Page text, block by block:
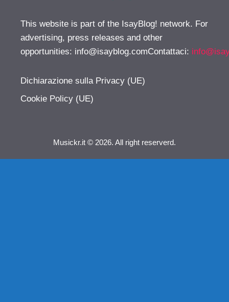
This website is part of the IsayBlog! network. For
advertising, press releases and other
opportunities: info@isayblog.comContattaci:
Dichiarazione sulla Privacy (UE)
Cookie Policy (UE)
Musickr.it © 2026. All right reserverd.